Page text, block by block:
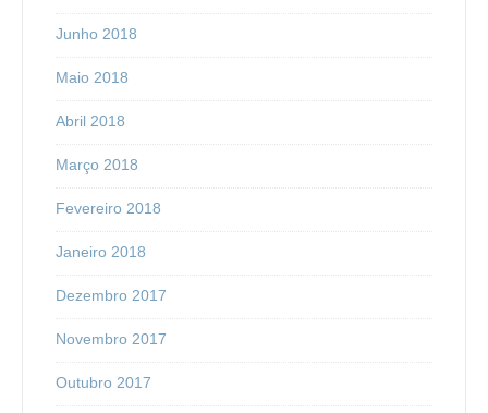
Junho 2018
Maio 2018
Abril 2018
Março 2018
Fevereiro 2018
Janeiro 2018
Dezembro 2017
Novembro 2017
Outubro 2017